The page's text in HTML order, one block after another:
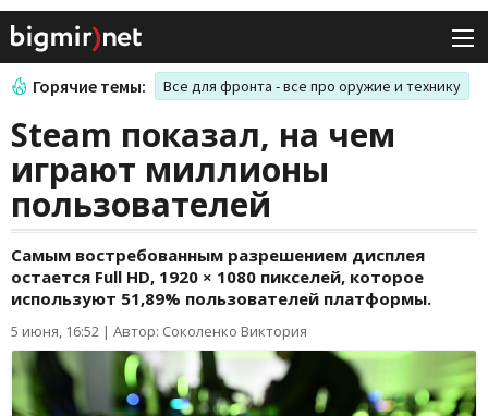
Горячие темы: Все для фронта - все про оружие и технику
Steam показал, на чем
играют миллионы
пользователей
Самым востребованным разрешением дисплея
остается Full HD, 1920 × 1080 пикселей, которое
используют 51,89% пользователей платформы.
5 июня, 16:52 | Автор: Соколенко Виктория